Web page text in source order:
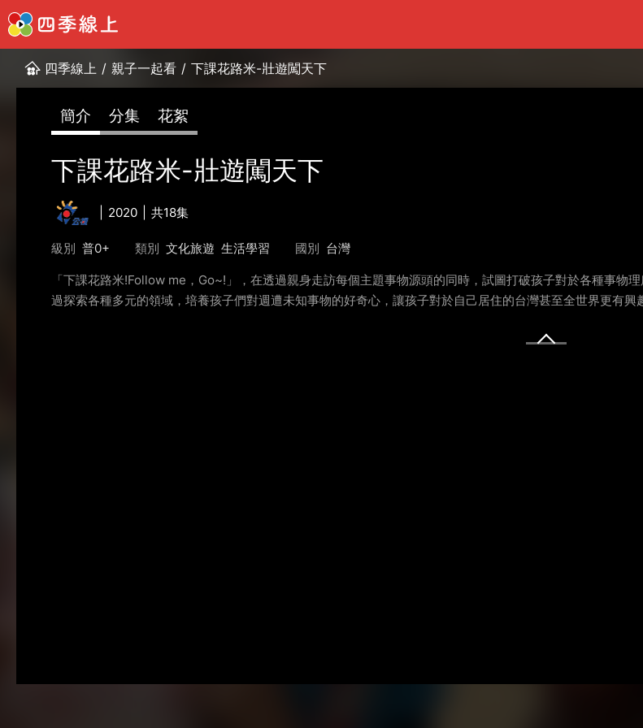
四季線上 / 親子一起看 / 下課花路米-壯遊闖天下
簡介 分集 花絮
下課花路米-壯遊闖天下
2020 共18集
級別 普0+ 類別 文化旅遊 生活學習 國別 台灣
「下課花路米!Follow me，Go~!」，在透過親身走訪每個主題事物源頭的同時，試圖打破孩子對於各種事物
過探索各種多元的領域，培養孩子們對週遭未知事物的好奇心，讓孩子對於自己居住的台灣甚至全世界更有興